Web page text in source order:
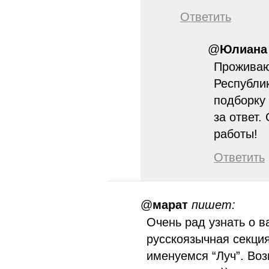
Ответить
@Юлиана
за
работы!
Ответить
@марат пишет:
Очень рад узнать о
русскоязычная
именуемся “Луч”.